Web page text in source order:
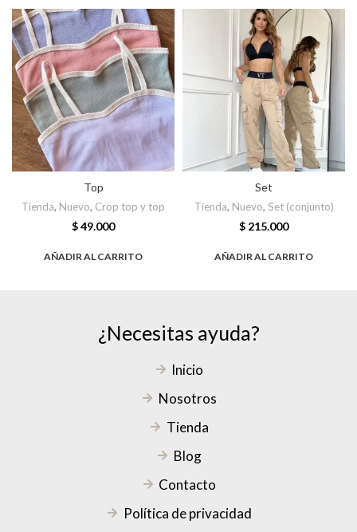
Top
Tienda, Nuevo, Crop top y top
$49.000
AÑADIR AL CARRITO
Set
Tienda, Nuevo, Set (conjunto)
$ 215.000
AÑADIR AL CARRITO
¿Necesitas ayuda?
Inicio
Nosotros
Tienda
Blog
Contacto
Política de privacidad